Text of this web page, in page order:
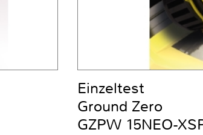
Einzeltest
Ground Zero
GZPW 15NEO-